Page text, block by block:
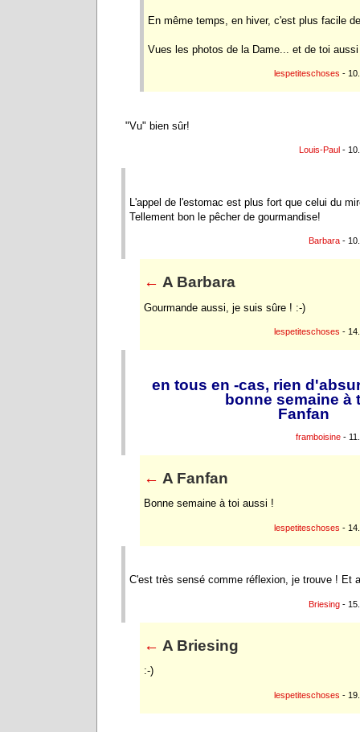
En même temps, en hiver, c'est plus facile
Vues les photos de la Dame... et de toi
lespetiteschoses -
"Vu" bien sûr!
Louis-Paul -
L'appel de l'estomac est plus fort que celui du
Tellement bon le pêcher de gourmandise!
Barbara -
← A Barbara
Gourmande aussi, je suis sûre ! :-)
lespetiteschoses -
en tous en -cas, rien
bonne semaine à
Fanfan
framboisine -
← A Fanfan
Bonne semaine à toi aussi !
lespetiteschoses -
C'est très sensé comme réflexion, je trouve ! Et
Briesing -
← A Briesing
:-)
lespetiteschoses -